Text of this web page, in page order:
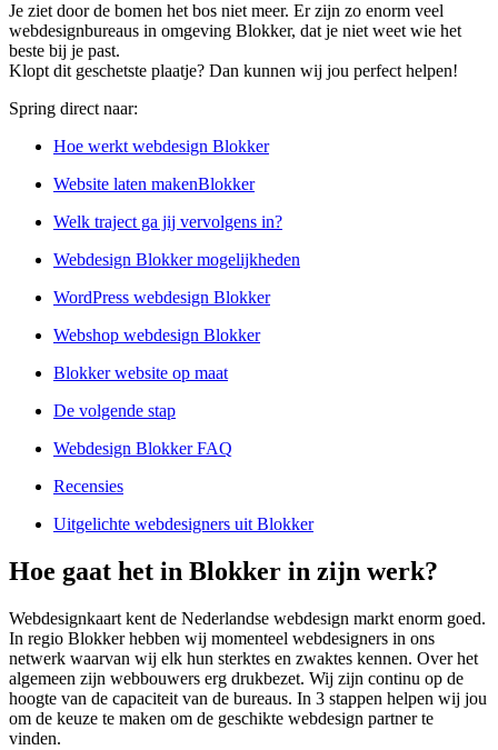
Je ziet door de bomen het bos niet meer. Er zijn zo enorm veel
webdesignbureaus in omgeving Blokker, dat je niet weet wie het
beste bij je past.
Klopt dit geschetste plaatje? Dan kunnen wij jou perfect helpen!
Spring direct naar:
Hoe werkt webdesign Blokker
Website laten makenBlokker
Welk traject ga jij vervolgens in?
Webdesign Blokker mogelijkheden
WordPress webdesign Blokker
Webshop webdesign Blokker
Blokker website op maat
De volgende stap
Webdesign Blokker FAQ
Recensies
Uitgelichte webdesigners uit Blokker
Hoe gaat het in Blokker in zijn werk?
Webdesignkaart kent de Nederlandse webdesign markt enorm goed.
In regio Blokker hebben wij momenteel webdesigners in ons
netwerk waarvan wij elk hun sterktes en zwaktes kennen. Over het
algemeen zijn webbouwers erg drukbezet. Wij zijn continu op de
hoogte van de capaciteit van de bureaus. In 3 stappen helpen wij jou
om de keuze te maken om de geschikte webdesign partner te
vinden.